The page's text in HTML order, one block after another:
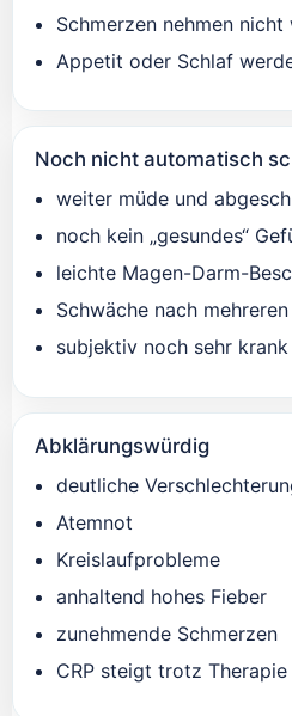
Schmerzen nehmen nicht
Appetit oder Schlaf
Noch nicht automatisch
weiter müde und
noch kein „gesundes“
leichte Magen-Darm-
Schwäche nach
subjektiv noch sehr krank
Abklärungswürdig
deutliche
Atemnot
Kreislaufprobleme
anhaltend hohes Fieber
zunehmende Schmerzen
CRP steigt trotz Therapie